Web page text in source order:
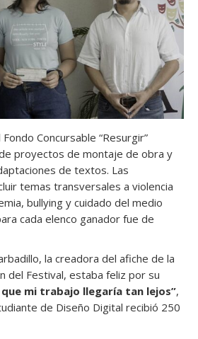
Concursable “Resurgir”
proyectos de montaje de obra y
de textos. Las
temas transversales a violencia
bullying y cuidado del medio
cada elenco ganador fue de
la creadora del afiche de la
del Festival, estaba feliz por su
que mi trabajo llegaría tan lejos”,
de Diseño Digital recibió 250